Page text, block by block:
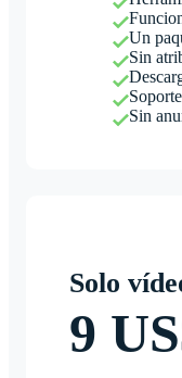
Un
Sin
Sin
Solo
9